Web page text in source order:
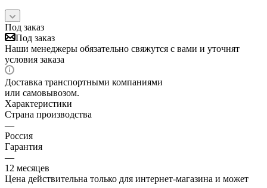
Под заказ
Под заказ
Наши менеджеры обязательно свяжутся с вами и уточнят
условия заказа
Доставка транспортными компаниями
или самовывозом.
Характеристики
Страна производства
—
Россия
Гарантия
—
12 месяцев
Цена действительна только для интернет-магазина и может